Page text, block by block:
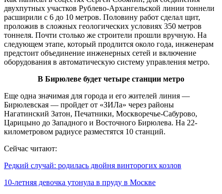
двухпутных участков Рублево-Архангельской линии тоннели
расширили с 6 до 10 метров. Половину работ сделал щит,
проложив в сложных геологических условиях 350 метров
тоннеля. Почти столько же строители прошли вручную. На
следующем этапе, который продлится около года, инженерам
предстоит объединение инженерных сетей и включение
оборудования в автоматическую систему управления метро.
В Бирюлеве будет четыре станции метро
Еще одна значимая для города и его жителей линия —
Бирюлевская — пройдет от «ЗИЛа» через районы
Нагатинский Затон, Печатники, Москворечье-Сабурово,
Царицыно до Западного и Восточного Бирюлева. На 22-
километровом радиусе разместятся 10 станций.
Сейчас читают:
Редкий случай: родилась двойня винторогих козлов
10-летняя девочка утонула в пруду в Москве